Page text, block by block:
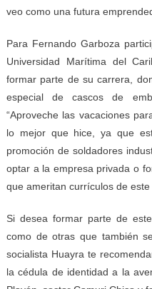
veo como una futura
Para Fernando Garboza
Universidad Marítima del
formar parte de su carrera,
especial de cascos de
“Aproveche las vacaciones
lo mejor que hice, ya que
promoción de soldadores
optar a la empresa privada o
que ameritan currículos de este
Si desea formar parte de
como de otras que también
socialista Huayra te
la cédula de identidad a la